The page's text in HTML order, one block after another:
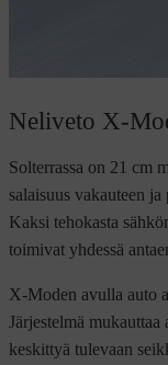
Neliveto X-
Solterrassa on 21 cm
salaisuus vakauteen ja
Kaksi tehokasta
toimivat yhdessä
X-Moden avulla auto
Järjestelmä
keskittyä tulevaan